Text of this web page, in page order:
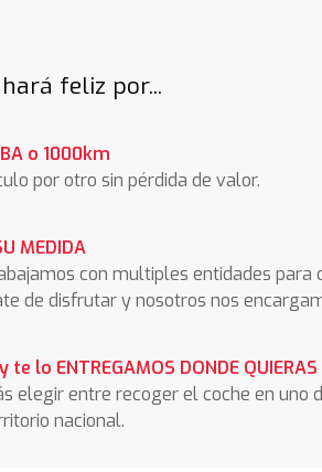
feliz por...
o 1000km
por otro sin pérdida de valor.
MEDIDA
con multiples entidades
de disfrutar y nosotros nos
te lo ENTREGAMOS DONDE QUIERAS
elegir entre recoger el coche en uno
nacional.